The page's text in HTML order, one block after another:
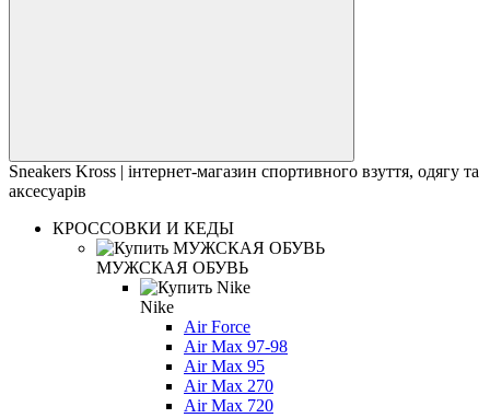
Sneakers Kross | інтернет-магазин спортивного взуття, одягу та
аксесуарів
КРОССОВКИ И КЕДЫ
МУЖСКАЯ ОБУВЬ
Nike
Air Force
Air Max 97-98
Air Max 95
Air Max 270
Air Max 720